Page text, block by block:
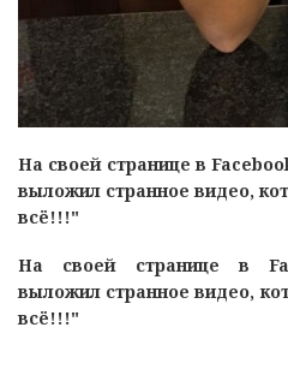
На своей странице в
выложил странное видео,
всё!!!"
На своей странице в
выложил странное видео,
всё!!!"